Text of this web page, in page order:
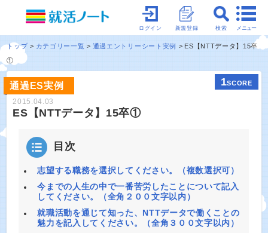
メニュー
検索
新規登録
ログイン
トップ カテゴリー一覧 通過エントリーシート実例
ES【NTTデータ】15卒
①
通過ES実例 1SCORE
2015.04.03
ES【NTTデータ】15卒①
目次
志望する職務を選択してください。（複数選択可）
今までの人生の中で一番苦労したことについて記入
してください。（全角２００文字以内）
就職活動を通じて知った、NTTデータで働くことの
魅力を記入してください。（全角３００文字以内）